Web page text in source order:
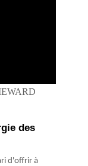
des
d'offrir à